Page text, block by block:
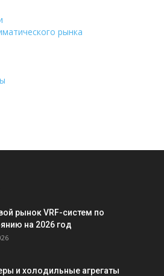
рынка
рынок VRF-систем по
на 2026 год
и холодильные агрегаты